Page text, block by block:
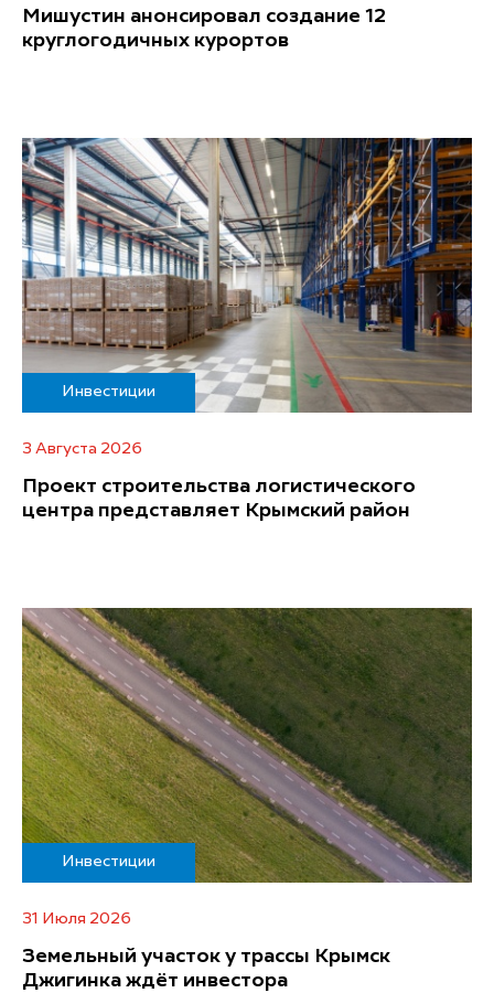
Мишустин анонсировал создание 12
круглогодичных курортов
Инвестиции
3 Августа 2026
Проект строительства логистического
центра представляет Крымский район
Инвестиции
31 Июля 2026
Земельный участок у трассы Крымск
Джигинка ждёт инвестора